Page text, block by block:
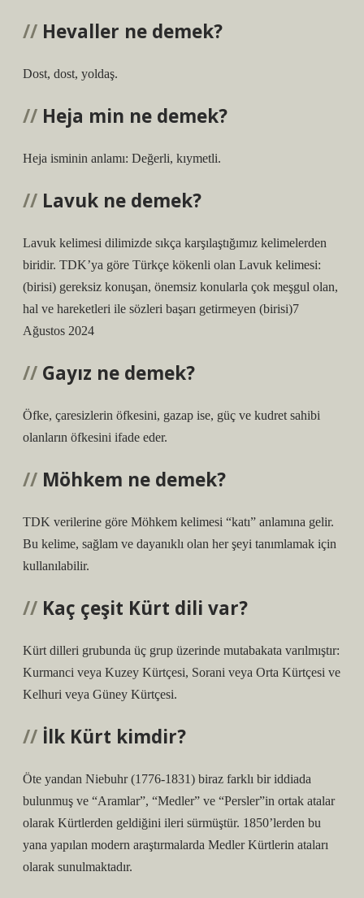
Hevaller ne demek?
Dost, dost, yoldaş.
Heja min ne demek?
Heja isminin anlamı: Değerli, kıymetli.
Lavuk ne demek?
Lavuk kelimesi dilimizde sıkça karşılaştığımız kelimelerden
biridir. TDK’ya göre Türkçe kökenli olan Lavuk kelimesi:
(birisi) gereksiz konuşan, önemsiz konularla çok meşgul olan,
hal ve hareketleri ile sözleri başarı getirmeyen (birisi)7
Ağustos 2024
Gayız ne demek?
Öfke, çaresizlerin öfkesini, gazap ise, güç ve kudret sahibi
olanların öfkesini ifade eder.
Möhkem ne demek?
TDK verilerine göre Möhkem kelimesi “katı” anlamına gelir.
Bu kelime, sağlam ve dayanıklı olan her şeyi tanımlamak için
kullanılabilir.
Kaç çeşit Kürt dili var?
Kürt dilleri grubunda üç grup üzerinde mutabakata varılmıştır:
Kurmanci veya Kuzey Kürtçesi, Sorani veya Orta Kürtçesi ve
Kelhuri veya Güney Kürtçesi.
İlk Kürt kimdir?
Öte yandan Niebuhr (1776-1831) biraz farklı bir iddiada
bulunmuş ve “Aramlar”, “Medler” ve “Persler”in ortak atalar
olarak Kürtlerden geldiğini ileri sürmüştür. 1850’lerden bu
yana yapılan modern araştırmalarda Medler Kürtlerin ataları
olarak sunulmaktadır.